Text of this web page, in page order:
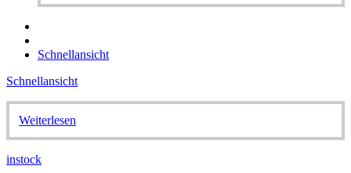
Schnellansicht
Schnellansicht
Weiterlesen
instock